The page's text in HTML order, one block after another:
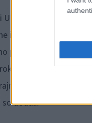
Umanotera pa ob
in številnih drugih
pravičnim prehodom
za naraščajoče
družba danes
dodali.